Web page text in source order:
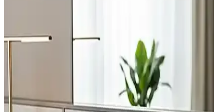
lüks banyo ürünüdür.
Star Stantlı 30 Adet Banyo Topu: Doğal Kokular ve
El Yapımı Kalitesiyle Ferahlatıcı Deneyim
Star Stantlı 30 adet banyo topu, doğal ve hoş kokularıyla ferahlatıcı,
el yapımı kaliteyle cildi nemlendirir ve rahatlatır, geniş kullanım
alanı ve çeşitli kokularla keyifli bir banyo deneyimi sunar.